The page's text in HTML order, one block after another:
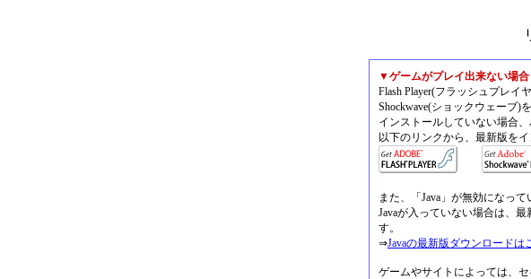
▼ゲームがプレイ出来ない場合
Flash Player(フラッシュプレイヤ
Shockwave(ショックウェーブ)
インストールしていない場合
以下のリンクから、最新版を
また、「Java」が無効になって
Javaが入っていない場合は、
す。
⇒Javaの最新版ダウンロードは
ゲームやサイトによっては、